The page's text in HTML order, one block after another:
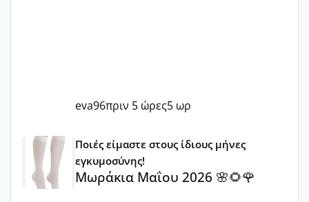
eva96πριν 5 ώρες5 ωρ
Μωράκια Μαΐου 2026 🌸🌻🌹
Ποιές είμαστε στους ίδιους μήνες
εγκυμοσύνης!
Μωράκια Μαΐου 2026 🌸🌻🌹